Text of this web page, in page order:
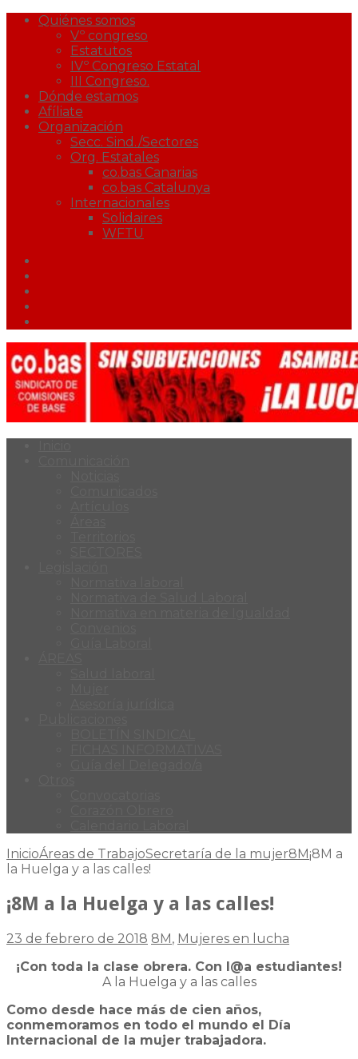
Quiénes somos
Vº congreso
Estatutos
IVº Congreso Estatal
III Congreso.
Dónde estamos
Afíliate
Organización
Secc. Sind./Sectores
Org. Estatales
co.bas Canarias
co.bas Catalunya
Internacionales
Solidaires
WFTU
InicioÁreas de TrabajoSecretaría de la mujer8M¡8M a
la Huelga y a las calles!
¡8M a la Huelga y a las calles!
23 de febrero de 2018 8M, Mujeres en lucha
¡Con toda la clase obrera. Con l@a estudiantes!
A la Huelga y a las calles
Como desde hace más de cien años,
conmemoramos en todo el mundo el Día
Internacional de la mujer trabajadora.